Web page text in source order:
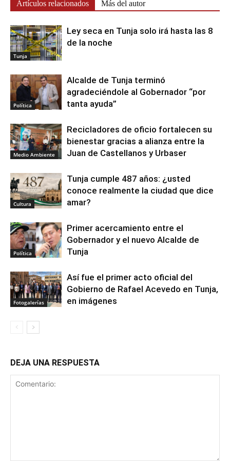
Artículos relacionados Más del autor
Tunja
Ley seca en Tunja solo irá hasta las 8
de la noche
Política
Alcalde de Tunja terminó
agradeciéndole al Gobernador “por
tanta ayuda”
Medio Ambiente
Recicladores de oficio fortalecen su
bienestar gracias a alianza entre la
Juan de Castellanos y Urbaser
Cultura
Tunja cumple 487 años: ¿usted
conoce realmente la ciudad que dice
amar?
Política
Primer acercamiento entre el
Gobernador y el nuevo Alcalde de
Tunja
Fotogalerías
Así fue el primer acto oficial del
Gobierno de Rafael Acevedo en Tunja,
en imágenes
DEJA UNA RESPUESTA